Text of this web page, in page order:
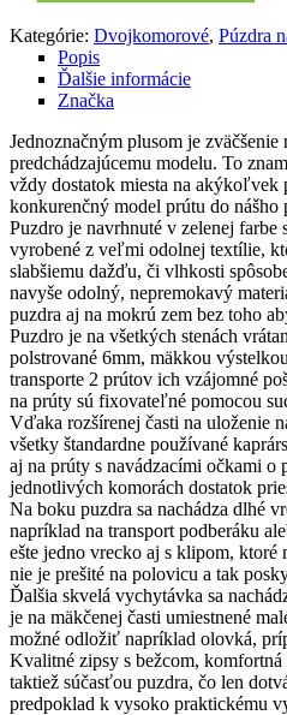
Kategórie: Dvojkomorové, Púzdra
Popis
Ďalšie informácie
Značka
Jednoznačným plusom je zväčšenie
predchádzajúcemu modelu. To
vždy dostatok miesta na akýkoľvek
konkurenčný model prútu do nášho
Puzdro je navrhnuté v zelenej
vyrobené z veľmi odolnej textílie,
slabšiemu dažďu, či vlhkosti
navyše odolný, nepremokavý
puzdra aj na mokrú zem bez toho
Puzdro je na všetkých stenách
polstrované 6mm, mäkkou
transporte 2 prútov ich vzájomné
na prúty sú fixovateľné pomocou
Vďaka rozšírenej časti na uloženie
všetky štandardne používané
aj na prúty s navádzacími očkami o
jednotlivých komorách dostatok
Na boku puzdra sa nachádza dlhé
napríklad na transport podberáku
ešte jedno vrecko aj s klipom, ktoré
nie je prešité na polovicu a tak
Ďalšia skvelá vychytávka sa
je na mäkčenej časti umiestnené
možné odložiť napríklad olovká,
Kvalitné zipsy s bežcom,
taktiež súčasťou puzdra, čo len
predpoklad k vysoko praktickému